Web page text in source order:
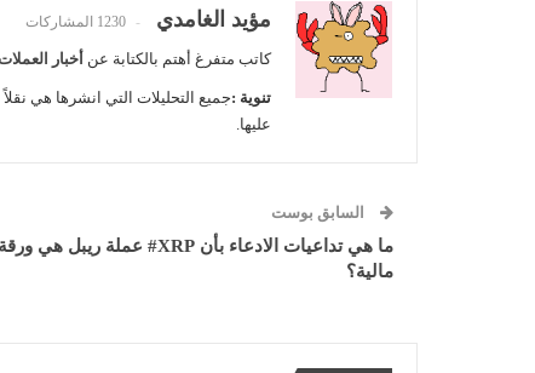
مؤيد الغامدي 1230 المشاركات
كاتب متفرغ أهتم بالكتابة عن أخبار
تنوية :جميع التحليلات التي انشرها هي
عليها.
السابق بوست
ما هي تداعيات الادعاء بأن XRP# عملة ريبل هي ورقة
مالية؟